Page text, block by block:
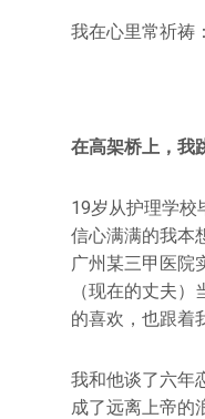
我在心里常祈祷
在高架桥上，我
19岁从护理学校
信心满满的我本
广州某三甲医院
（现在的丈夫
的喜欢，也跟着
我和他谈了六年
成了远离上帝的